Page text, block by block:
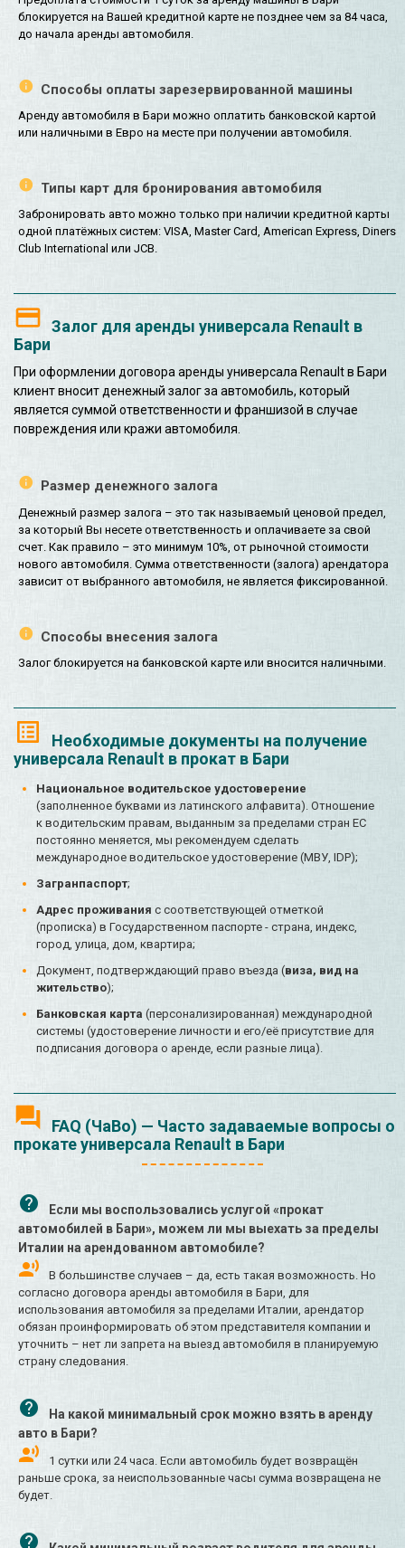
блокируется на Вашей кредитной карте не позднее чем за 84 часа,
до начала аренды автомобиля.
Способы оплаты зарезервированной машины
Аренду автомобиля в Бари можно оплатить банковской картой
или наличными в Евро на месте при получении автомобиля.
Типы карт для бронирования автомобиля
Забронировать авто можно только при наличии кредитной карты
одной платёжных систем: VISA, Master Card, American Express, Diners
Club International или JCB.
Залог для аренды универсала Renault в
Бари
При оформлении договора аренды универсала Renault в Бари
клиент вносит денежный залог за автомобиль, который
является суммой ответственности и франшизой в случае
повреждения или кражи автомобиля.
Размер денежного залога
Денежный размер залога – это так называемый ценовой предел,
за который Вы несете ответственность и оплачиваете за свой
счет. Как правило – это минимум 10%, от рыночной стоимости
нового автомобиля. Сумма ответственности (залога) арендатора
зависит от выбранного автомобиля, не является фиксированной.
Способы внесения залога
Залог блокируется на банковской карте или вносится наличными.
Необходимые документы на получение
универсала Renault в прокат в Бари
Национальное водительское удостоверение
(заполненное буквами из латинского алфавита). Отношение
к водительским правам, выданным за пределами стран ЕС
постоянно меняется, мы рекомендуем сделать
международное водительское удостоверение (МВУ, IDP);
Загранпаспорт;
Адрес проживания с соответствующей отметкой
(прописка) в Государственном паспорте - страна, индекс,
город, улица, дом, квартира;
Документ, подтверждающий право въезда (виза, вид на
жительство);
Банковская карта (персонализированная) международной
системы (удостоверение личности и его/её присутствие для
подписания договора о аренде, если разные лица).
FAQ (ЧаВо) — Часто задаваемые вопросы о
прокате универсала Renault в Бари
Если мы воспользовались услугой «прокат
автомобилей в Бари», можем ли мы выехать за пределы
Италии на арендованном автомобиле?
В большинстве случаев – да, есть такая возможность. Но
согласно договора аренды автомобиля в Бари, для
использования автомобиля за пределами Италии, арендатор
обязан проинформировать об этом представителя компании и
уточнить – нет ли запрета на выезд автомобиля в планируемую
страну следования.
На какой минимальный срок можно взять в аренду
авто в Бари?
1 сутки или 24 часа. Если автомобиль будет возвращён
раньше срока, за неиспользованные часы сумма возвращена не
будет.